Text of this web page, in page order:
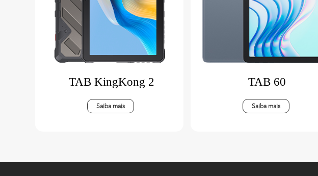
TAB KingKong 2
Saiba mais
TAB 60
Saiba mais